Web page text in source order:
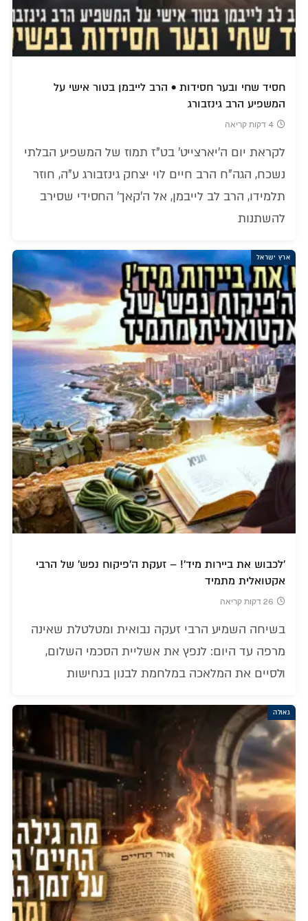
חסיד שחי ובער חסידות • הרב לייבמן בטור אישי על
המשפיע הרב גינזבורג
4 דקות קריאה
לקראת יום ה'יארצייט' בט"ז תמוז של המשפיע הבלתי
נשכח, הגה"ח הרב חיים לוי יצחק גינזבורג ע"ה, חוזר
תלמידו, הרב לב לייבמן, אל ה'קאך' החסידי שסירב
להשתנות
ארץ ישראל
'לכבוש את ביירות מיד'! – זעקת ה'פיקוח נפש' של הרבי
אקטואלית מתמיד
26 דקות קריאה
בשיחה השמיע הרבי זעקה נבואית ומטלטלת שאינה
מרפה עד היום: לנפץ את אשליית הסכמי השלום,
ולסיים את המלאכה במלחמת לבנון בנחישות
גאולה